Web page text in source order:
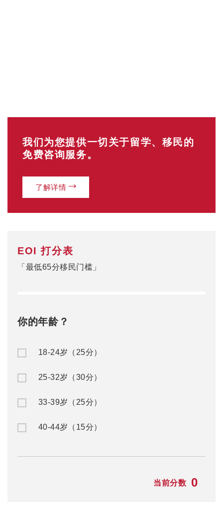
我们为您提供一切关于留学、移民的
免费咨询服务。
了解详情
EOI 打分表
「最低65分移民门槛」
你的年龄？
18-24岁（25分）
25-32岁（30分）
33-39岁（25分）
40-44岁（15分）
当前分数 0